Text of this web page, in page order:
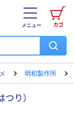
カゴ
メニュー
メ 明和製作所
り）